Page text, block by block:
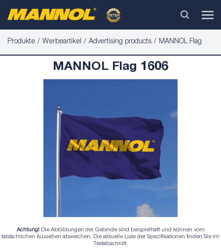
Produkte Werbeartikel Advertising products MANNOL Flag
MANNOL Flag 1606
Achtung! Die Abbildungen der Gebinde sind beispielhaft und können vom
tatsächlichen Aussehen abweichen. Die aktuelle Liste der Spezifikationen finden Sie im
Textabschnitt.